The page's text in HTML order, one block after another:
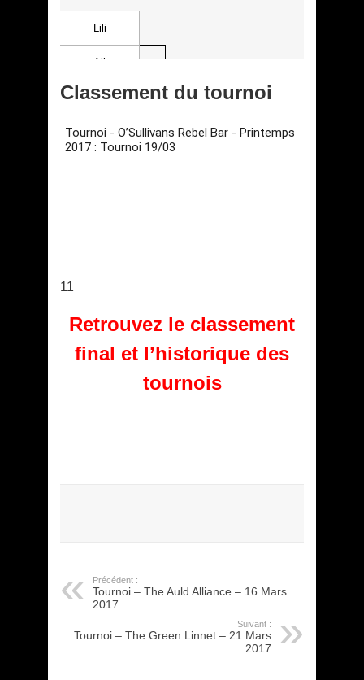
Classement du tournoi
11
Retrouvez le classement
final et l’historique des
tournois
Précédent :
Tournoi – The Auld Alliance – 16 Mars
2017
Suivant :
Tournoi – The Green Linnet – 21 Mars
2017